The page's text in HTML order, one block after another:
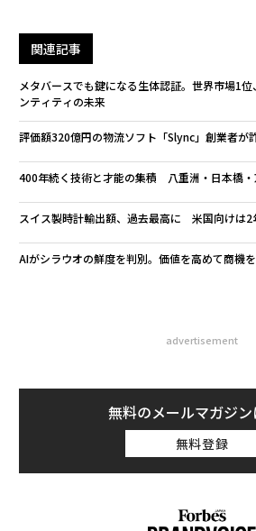
関連記事
メタバースでも鍵になる生体認証。世界市場1
ンティティの未来
評価額320億円の物流ソフト「Slync」創業者が
400年続く技術と才能の集積 八重洲・日本橋・
スイス製時計輸出額、過去最高に 米国向けは2
AIがシラウオの鮮度を判別。価値を高めて商機を
advertisement
無料のメールマガジ
無料登録